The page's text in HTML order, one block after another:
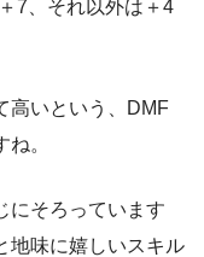
7、それ以外は＋4
高いという、DMF
。
にそろっています
地味に嬉しいスキル